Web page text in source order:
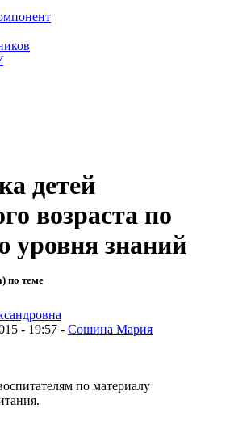
детей
возраста по
уровня знаний
по теме
- 19:57 - Сошина Мария
по материалу